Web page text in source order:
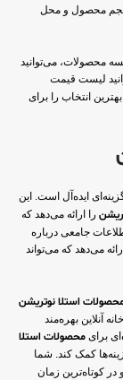
حجم محصول و محل
محصولات، می‌توانید
لیست قیمت
انتخاب را برای
گزینه‌ای ایده‌آل است. این
را ارائه می‌دهد که
جامعی درباره
می‌دهد که می‌تواند
استلا نوتریشن
آنلاین بهره‌مند
برای محصولات استلا
کمک کند. شما
کوتاه‌ترین زمان